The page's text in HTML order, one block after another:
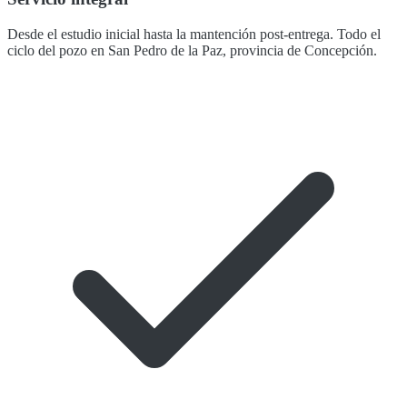
Desde el estudio inicial hasta la mantención post-entrega. Todo el
ciclo del pozo en San Pedro de la Paz, provincia de Concepción.